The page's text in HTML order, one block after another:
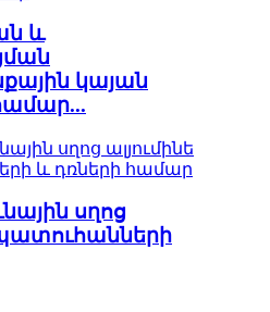
և
կայան
սղոց
պատուհանների